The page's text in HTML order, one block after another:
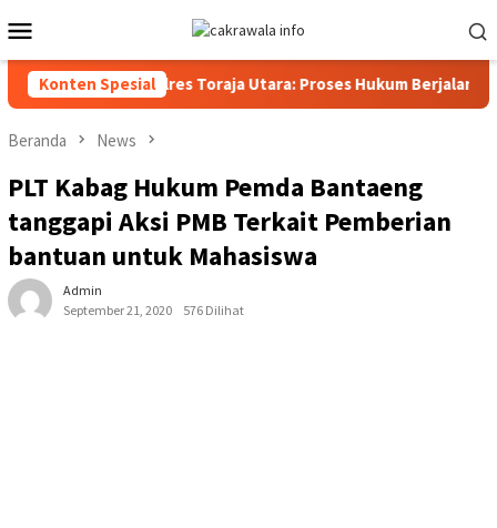
ke
kontenMobile
Konten Spesial
Reskrim Polres Toraja Utara: Proses Hukum Berjalan
Beranda News
PLT Kabag Hukum Pemda Bantaeng
tanggapi Aksi PMB Terkait Pemberian
bantuan untuk Mahasiswa
Admin
September 21, 2020
576 Dilihat